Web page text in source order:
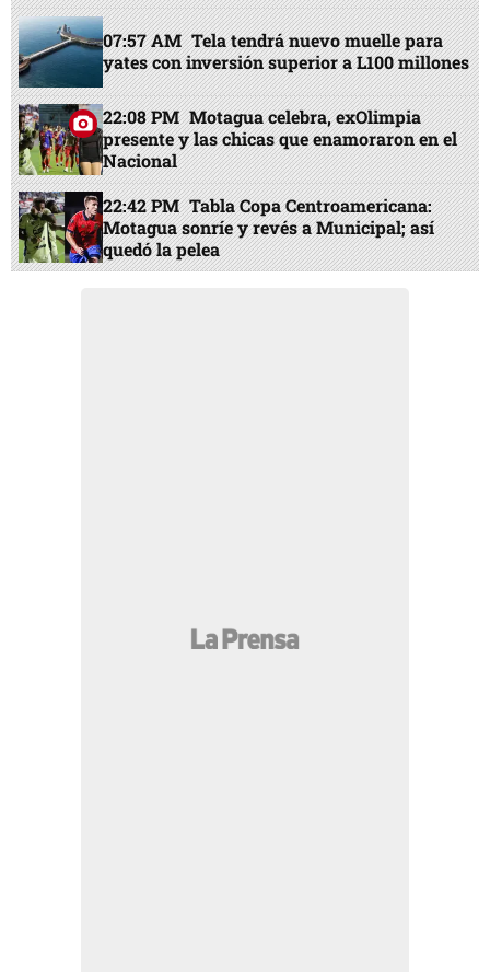
07:57 AM Tela tendrá nuevo muelle para
yates con inversión superior a L100 millones
22:08 PM Motagua celebra, exOlimpia
presente y las chicas que enamoraron en el
Nacional
22:42 PM Tabla Copa Centroamericana:
Motagua sonríe y revés a Municipal; así
quedó la pelea